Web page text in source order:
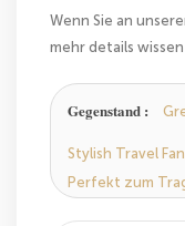
Wenn Sie an
mehr details
können.
Gegenstand :
Stylish Travel
Perfekt zum